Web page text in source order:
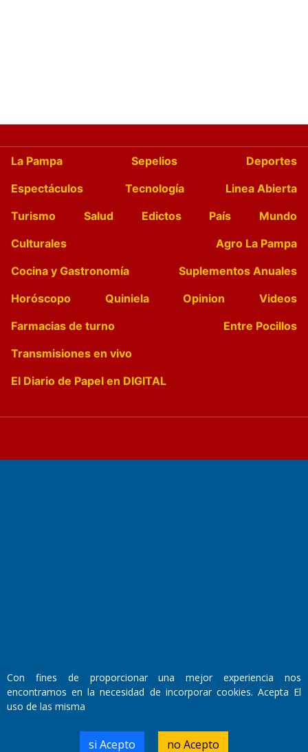
La Pampa Sepelios
Deportes
Espectáculos
Tecnología
Linea Abierta
Turismo
Salud Edictos País
Mundo
Culturales
Agro La Pampa
Cocina y Gastronomía
Suplementos Anuales
Horóscopo
Quiniela Opinion
Videos
Farmacias de turno
Entre Pocillos
Transmisiones en vivo
El Diario de Papel en DIGITAL
Domicilio Legal: José Ingenieros 855,
Santa Rosa, La Pampa.
RL-2019-55551274-APN-DNDA#MJ
Con fines de proporcionar una mejor experiencia nos
encontramos en la necesidad de incorporar cookies. Acepta El
uso de las misma
si Acepto no Acepto